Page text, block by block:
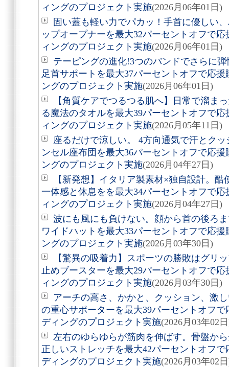
ィングのプロジェクト実施(2026月06年01日)
固い蓋も軽い力でパカッ！手首に優しい
ップオープナーを最大32パーセントオフで
ィングのプロジェクト実施(2026月06年01日)
テーピングの進化!3つのバンドでさらに
足首サポートを最大37パーセントオフで応
ングのプロジェクト実施(2026月06年01日)
【角質ケアでつるつる肌へ】日常で溜ま
る魔法のタオルを最大39パーセントオフで
ィングのプロジェクト実施(2026月05年11日)
座るだけで涼しい。 4方向通気で汗とク
ンセル座布団を最大36パーセントオフで応
ングのプロジェクト実施(2026月04年27日)
【新発想】イタリア製素材×独自設計。
一体感と休息をを最大34パーセントオフで
ィングのプロジェクト実施(2026月04年27日)
波にも風にも負けない。顔から首の後ろ
ワイドハットを最大33パーセントオフで応
ングのプロジェクト実施(2026月03年30日)
【驚異の吸着力】スポーツの勝敗はグリ
止めブースターを最大29パーセントオフで
ィングのプロジェクト実施(2026月03年30日)
アーチの高さ、かかと、クッション、激
の重心サポーターを最大39パーセントオフ
ディングのプロジェクト実施(2026月03年02
左右のゆらゆらが筋肉を伸ばす。骨盤か
正しいストレッチを最大42パーセントオフ
ディングのプロジェクト実施(2026月03年02